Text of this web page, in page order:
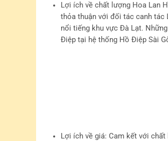
Lợi ích về chất lượng Hoa Lan
thỏa thuận với đối tác canh tác
nổi tiếng khu vực Đà Lạt.
Điệp tại hệ thống Hồ Điệp Sài
Lợi ích về giá: Cam kết với